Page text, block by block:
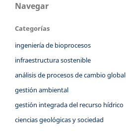
Navegar
Categorías
ingeniería de bioprocesos
infraestructura sostenible
análisis de procesos de cambio global
gestión ambiental
gestión integrada del recurso hídrico
ciencias geológicas y sociedad